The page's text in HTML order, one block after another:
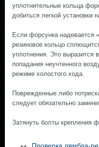
уплотнительные кольца
добиться легкой установки
Если форсунка надевается
резиновое кольцо
уплотнения. Это выразится
попадания неучтенного
режиме холостого хода.
Поврежденные либо
следует обязательно
Затянуть болты крепления